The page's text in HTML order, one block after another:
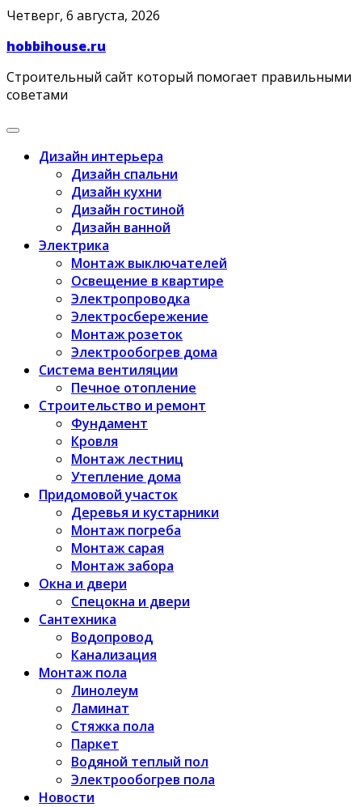
Skip
content
Четверг, 6 августа, 2026
hobbihouse.ru
Строительный сайт который помогает правильными
советами
Дизайн интерьера
Дизайн спальни
Дизайн кухни
Дизайн гостиной
Дизайн ванной
Электрика
Монтаж выключателей
Освещение в квартире
Электропроводка
Электросбережение
Монтаж розеток
Электрообогрев дома
Система вентиляции
Печное отопление
Строительство и ремонт
Фундамент
Кровля
Монтаж лестниц
Утепление дома
Придомовой участок
Деревья и кустарники
Монтаж погреба
Монтаж сарая
Монтаж забора
Окна и двери
Спецокна и двери
Сантехника
Водопровод
Канализация
Монтаж пола
Линолеум
Ламинат
Стяжка пола
Паркет
Водяной теплый пол
Электрообогрев пола
Новости